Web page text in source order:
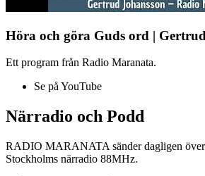
Höra och göra Guds ord |
Ett program från Radio Maranata.
Se på YouTube
Närradio och Podd
RADIO MARANATA sänder dagligen över
Stockholms närradio 88MHz.